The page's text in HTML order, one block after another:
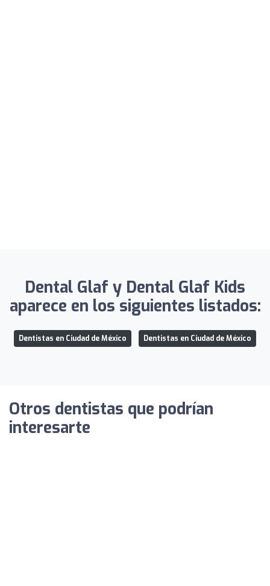
Dental Glaf y Dental Glaf Kids
aparece en los siguientes listados:
Dentistas en Ciudad de México Dentistas en Ciudad de México
Otros dentistas que podrían
interesarte